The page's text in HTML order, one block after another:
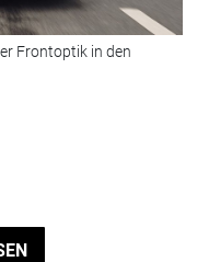
Frontoptik in den